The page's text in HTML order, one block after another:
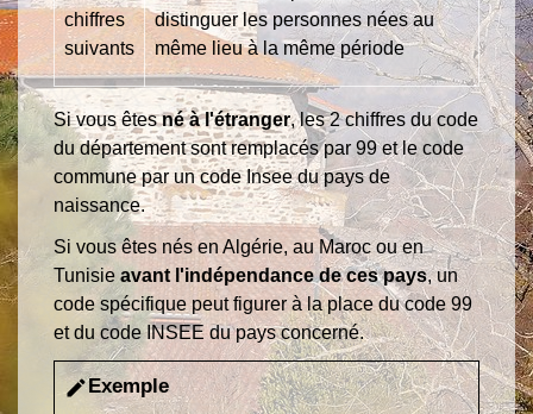
chiffres
suivants
distinguer les personnes nées au
même lieu à la même période
Si vous êtesné à l'étranger, les 2 chiffres du code
du département sont remplacés par 99 et le code
commune par un code Insee du pays de
naissance.
Si vous êtes nés en Algérie, au Maroc ou en
Tunisie avant l'indépendance de ces pays, un
code spécifique peut figurer à la place du code 99
et du code INSEE du pays concerné.
editExemple